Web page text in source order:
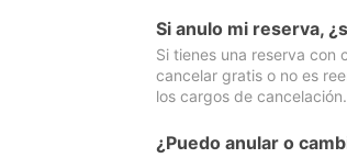
Si anulo mi reserva,
Si tienes una reserva con
cancelar gratis o no es
los cargos de
¿Puedo anular o